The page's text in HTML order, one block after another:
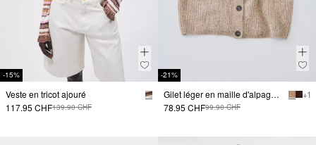
-15%
Veste en tricot ajouré
117.95 CHF139.90 CHF
-21%
Gilet léger en maille d'alpaga mélangé
+ 1
78.95 CHF99.90 CHF